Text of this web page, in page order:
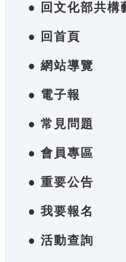
● 回文化部共構
● 回首頁
● 網站導覽
● 電子報
● 常見問題
● 會員專區
● 重要公告
● 我要報名
● 活動查詢